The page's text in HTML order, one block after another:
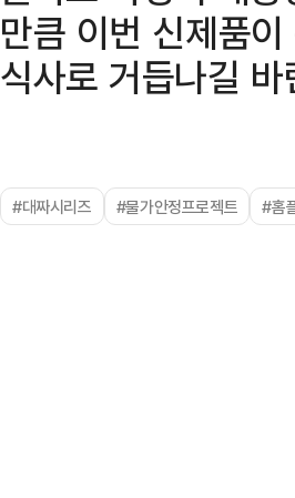
만큼 이번 신제품
식사로 거듭나길
#대짜시리즈 #물가안정프로젝트 #홈